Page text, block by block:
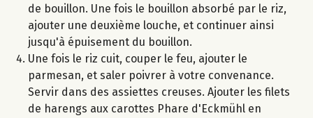
de bouillon. Une fois le bouillon absorbé par le riz,
ajouter une deuxième louche, et continuer ainsi
jusqu'à épuisement du bouillon.
Une fois le riz cuit, couper le feu, ajouter le
parmesan, et saler poivrer à votre convenance.
Servir dans des assiettes creuses. Ajouter les filets
de harengs aux carottes Phare d'Eckmühl en